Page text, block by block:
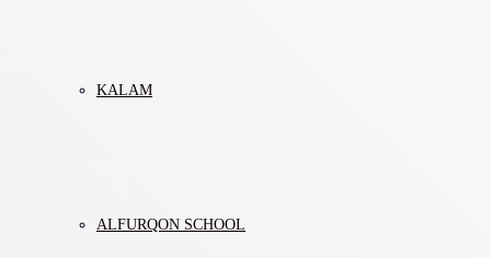
KALAM
ALFURQON SCHOOL